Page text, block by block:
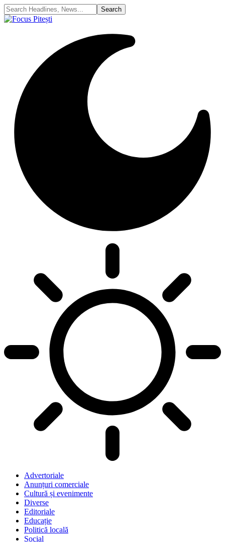
Advertoriale
Anunțuri comerciale
Cultură și evenimente
Diverse
Editoriale
Educație
Politică locală
Social